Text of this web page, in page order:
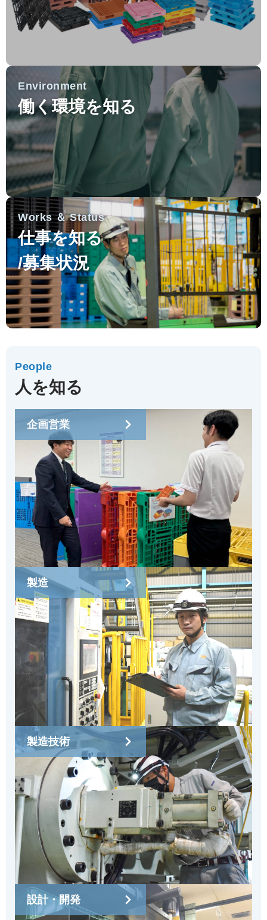
Environment
働く環境を知る
Works ＆ Status
仕事を知る
/募集状況
People
人を知る
企画営業
製造
製造技術
設計・開発